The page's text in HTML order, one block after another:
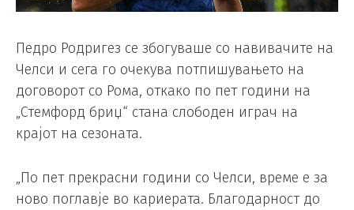
Педро Родригез се збогуваше со навивачите на
Челси и сега го очекува потпишувањето на
договорот со Рома, откако по пет години на
„Стемфорд бриџ“ стана слободен играч на
крајот на сезоната.
„По пет прекрасни години со Челси, време е за
ново поглавје во кариерата. Благодарност до